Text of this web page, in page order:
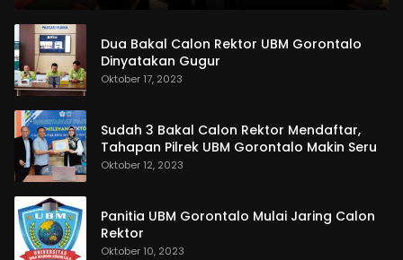
Dua Bakal Calon Rektor UBM Gorontalo
Dinyatakan Gugur
Oktober 17, 2023
Sudah 3 Bakal Calon Rektor Mendaftar,
Tahapan Pilrek UBM Gorontalo Makin Seru
Oktober 12, 2023
Panitia UBM Gorontalo Mulai Jaring Calon
Rektor
Oktober 10, 2023